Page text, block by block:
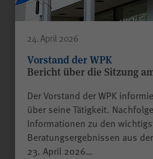
24. April 2026
Vorstand der WPK
Bericht über die Sitzung
Der Vorstand der WPK
über seine Tätigkeit.
Informationen zu den
Beratungsergebnissen aus
23. April 2026…